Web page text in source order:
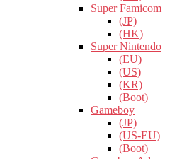
Super Famicom
(JP)
(HK)
Super Nintendo
(EU)
(US)
(KR)
(Boot)
Gameboy
(JP)
(US-EU)
(Boot)